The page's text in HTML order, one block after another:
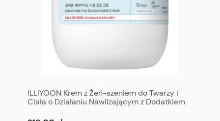
ILLIYOON Krem z Żeń-szeniem do Twarzy i
Ciała o Działaniu Nawilżającym z Dodatkiem